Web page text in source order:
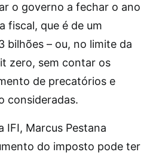
o governo a fechar o ano
fiscal, que é de um
bilhões – ou, no limite da
zero, sem contar os
de precatórios e
consideradas.
IFI, Marcus Pestana
do imposto pode ter